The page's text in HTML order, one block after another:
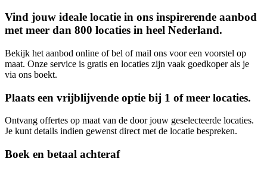
Vind jouw ideale locatie in ons inspirerende aanbod
met meer dan 800 locaties in heel Nederland.
Bekijk het aanbod online of bel of mail ons voor een voorstel op
maat. Onze service is gratis en locaties zijn vaak goedkoper als je
via ons boekt.
Plaats een vrijblijvende optie bij 1 of meer locaties.
Ontvang offertes op maat van de door jouw geselecteerde locaties.
Je kunt details indien gewenst direct met de locatie bespreken.
Boek en betaal achteraf